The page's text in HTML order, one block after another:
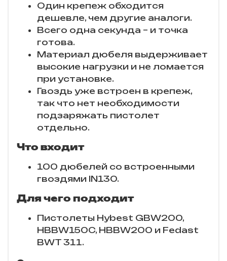
Один крепеж обходится
дешевле, чем другие аналоги.
Всего одна секунда – и точка
готова.
Материал дюбеля выдерживает
высокие нагрузки и не ломается
при установке.
Гвоздь уже встроен в крепеж,
так что нет необходимости
подзаряжать пистолет
отдельно.
Что входит
100 дюбелей со встроенными
гвоздями IN130.
Для чего подходит
Пистолеты Hybest GBW200,
HBBW150C, HBBW200 и Fedast
BWT 311.